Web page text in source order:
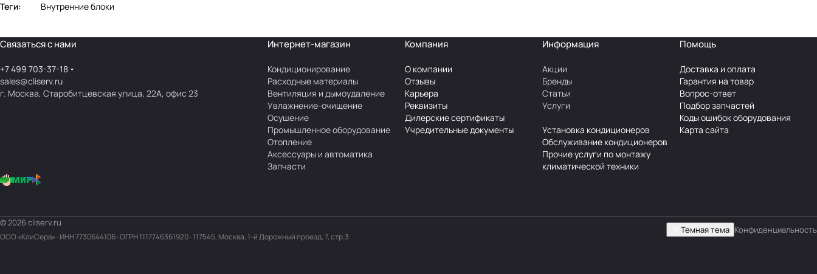
Теги: Внутренние блоки
Связаться с нами
+7 499 703-37-18
sales@cliserv.ru
г. Москва, Старобитцевская улица, 22А, офис 23
Интернет-магазин
Кондиционирование
Расходные материалы
Вентиляция и дымоудаление
Увлажнение-очищение
Осушение
Промышленное оборудование
Отопление
Аксессуары и автоматика
Запчасти
Компания
О компании
Отзывы
Карьера
Реквизиты
Дилерские сертификаты
Учредительные документы
Информация
Акции
Бренды
Статьи
Услуги
Установка кондиционеров
Обслуживание кондиционеров
Прочие услуги по монтажу
климатической техники
Помощь
Доставка и оплата
Гарантия на товар
Вопрос-ответ
Подбор запчастей
Коды ошибок оборудования
Карта сайта
© 2026 cliserv.ru
ООО «КлиСерв» · ИНН7730644106· ОГРН 1117746361920 · 117545, Москва, 1-й Дорожный проезд, 7, стр.3
Темная тема Конфиденциальность